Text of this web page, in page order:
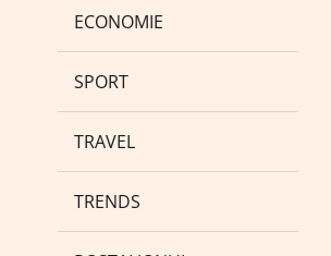
ECONOMIE
SPORT
TRAVEL
TRENDS